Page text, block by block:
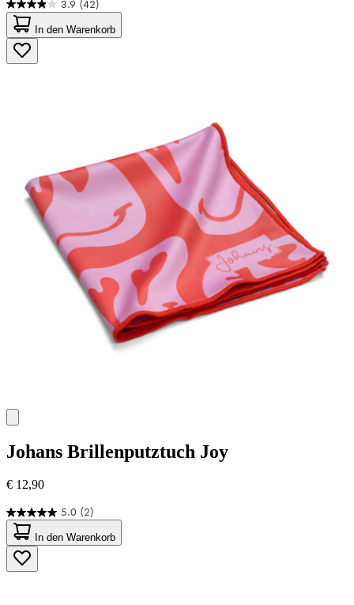
3.9 (42)
3.9
von
5
Sternen.
42
In den Warenkorb
Johans Brillenputztuch Joy
€ 12,90
5.0 (2)
5.0
von
5
Sternen.
2
In den Warenkorb